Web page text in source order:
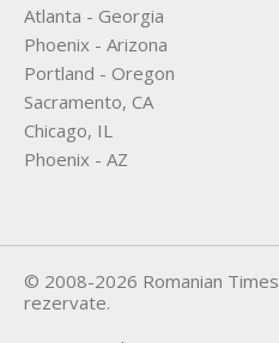
Atlanta - Georgia
Phoenix - Arizona
Portland - Oregon
Sacramento, CA
Chicago, IL
Phoenix - AZ
© 2008-2026 Romanian Times
rezervate.